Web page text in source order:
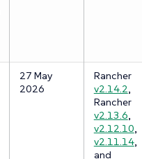
27 May
2026
Rancher
v2.14.2,
Rancher
v2.13.6,
v2.12.10,
v2.11.14,
and